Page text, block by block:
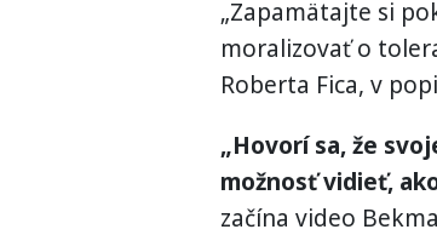
„Zapamätajte si
moralizovať o
Roberta Fica, v
„Hovorí sa, že
možnosť vidieť,
začína video